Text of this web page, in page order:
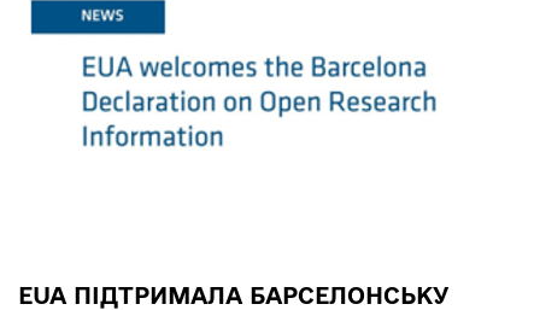
EUA ПІДТРИМАЛА БАРСЕЛОНСЬКУ